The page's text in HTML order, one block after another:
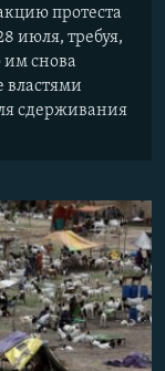
протеста
июля, требуя,
им снова
властями
сдерживания